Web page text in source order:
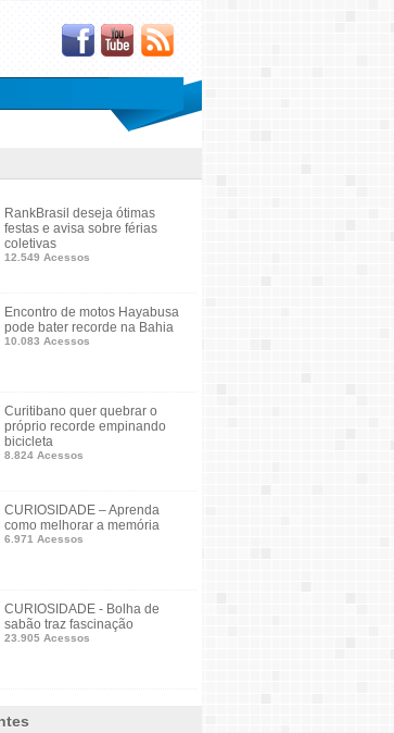
RankBrasil deseja ótimas
festas e avisa sobre férias
coletivas
12.549 Acessos
Encontro de motos Hayabusa
pode bater recorde na Bahia
10.083 Acessos
Curitibano quer quebrar o
próprio recorde empinando
bicicleta
8.824 Acessos
CURIOSIDADE – Aprenda
como melhorar a memória
6.971 Acessos
CURIOSIDADE - Bolha de
sabão traz fascinação
23.905 Acessos